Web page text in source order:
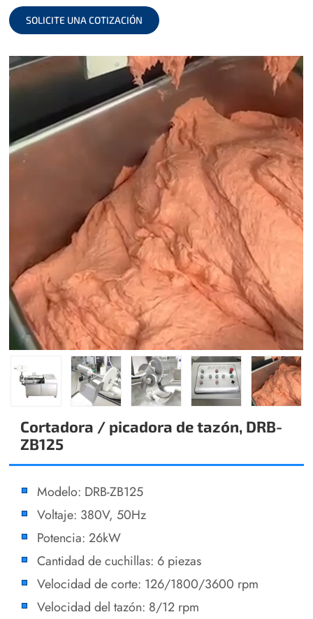
SOLICITE UNA COTIZACIÓN
Cortadora / picadora de tazón, DRB-
ZB125
Modelo: DRB-ZB125
Voltaje: 380V, 50Hz
Potencia: 26kW
Cantidad de cuchillas: 6 piezas
Velocidad de corte: 126/1800/3600 rpm
Velocidad del tazón: 8/12 rpm